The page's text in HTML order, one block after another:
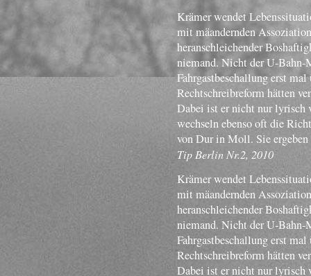
Krämer wendet
mit mäandernden
heranschleichender
niemand. Nicht der U-Bahn-
Fahrgastbeschallung erst
Rechtschreibreform hätten
Dabei ist er nicht nur lyrisch
wechseln ebenso oft die
von Dur in Moll. Sie
Tip Berlin Nr.2, 2010
Krämer wendet
mit mäandernden
heranschleichender
niemand. Nicht der U-Bahn-
Fahrgastbeschallung erst
Rechtschreibreform hätten
Dabei ist er nicht nur lyrisch